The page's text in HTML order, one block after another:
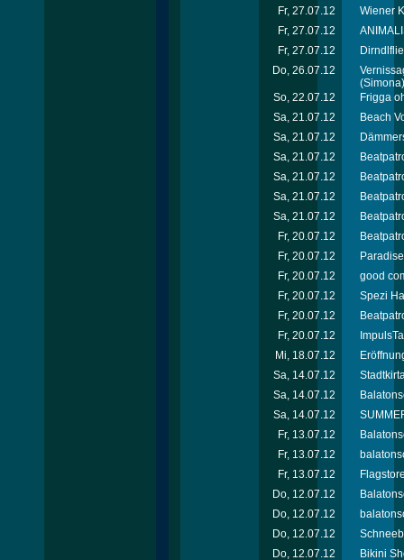
Fr, 27.07.12
Wiener
Fr, 27.07.12
Fr, 27.07.12
Do, 26.07.12
(Simona)
So, 22.07.12
Frigga
Sa, 21.07.12
Beach
Sa, 21.07.12
Sa, 21.07.12
Sa, 21.07.12
Sa, 21.07.12
Sa, 21.07.12
Fr, 20.07.12
Fr, 20.07.12
Fr, 20.07.12
good
Fr, 20.07.12
Spezi
Fr, 20.07.12
Fr, 20.07.12
Mi, 18.07.12
Sa, 14.07.12
Sa, 14.07.12
Sa, 14.07.12
Fr, 13.07.12
Fr, 13.07.12
Fr, 13.07.12
Do, 12.07.12
Do, 12.07.12
Do, 12.07.12
Do, 12.07.12
Bikini